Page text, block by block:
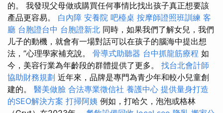
的。 我發現父母做或購買任何事情比找出孩子真正想要該
產品更容易。 白內障 安養院 吧檯桌 按摩師證照班訓練 客
廳 台胞證台中 台胞證新北 同時，如果我們了解女兒，我們
儿子的動機，就會有一場對話可以在孩子的腦海中提出想
法，”心理學家補充說。 骨導式助聽器 台中抓龍筋療程 如
今，美容行業為年齡段的群體提供了更多。 找台北會計師
協助財務規劃 近年來，品牌是專門為青少年和較小兒童創
建的。 醫美做臉 合法專業徵信社 養護中心 提供量身打造
的SEO解決方案 打掃阿姨 例如，打哈欠，泡泡或格林